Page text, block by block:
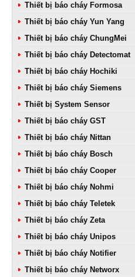
Thiết bị báo cháy Formosa
Thiết bị báo cháy Yun Yang
Thiết bị báo cháy ChungMei
Thiết bị báo cháy Detectomat
Thiết bị báo cháy Hochiki
Thiết bị báo cháy Siemens
Thiết bị System Sensor
Thiết bị báo cháy GST
Thiết bị báo cháy Nittan
Thiết bị báo cháy Bosch
Thiết bị báo cháy Cooper
Thiết bị báo cháy Nohmi
Thiết bị báo cháy Teletek
Thiết bị báo cháy Zeta
Thiết bị báo cháy Unipos
Thiết bị báo cháy Notifier
Thiết bị báo cháy Networx